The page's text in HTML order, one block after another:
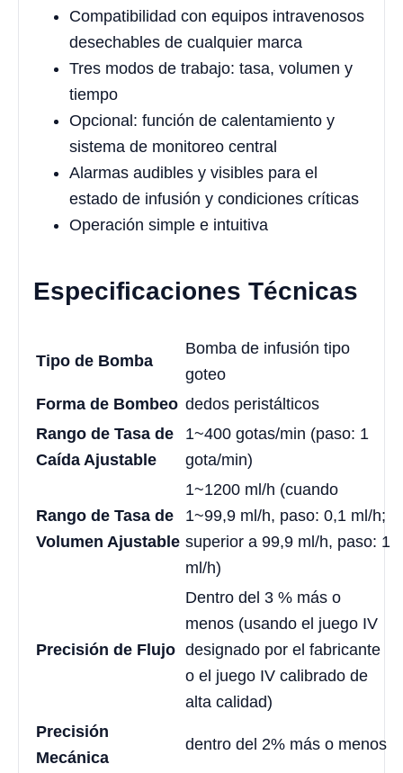
Compatibilidad con equipos intravenosos
desechables de cualquier marca
Tres modos de trabajo: tasa, volumen y
tiempo
Opcional: función de calentamiento y
sistema de monitoreo central
Alarmas audibles y visibles para el
estado de infusión y condiciones críticas
Operación simple e intuitiva
Especificaciones Técnicas
Tipo de Bomba
Bomba de infusión tipo
goteo
Forma de Bombeo dedos peristálticos
Rango de Tasa de
Caída Ajustable
1~400 gotas/min (paso: 1
gota/min)
Rango de Tasa de
Volumen Ajustable
1~1200 ml/h (cuando
1~99,9 ml/h, paso: 0,1 ml/h;
superior a 99,9 ml/h, paso: 1
ml/h)
Precisión de Flujo
Dentro del 3 % más o
menos (usando el juego IV
designado por el fabricante
o el juego IV calibrado de
alta calidad)
Precisión
Mecánica
dentro del 2% más o menos